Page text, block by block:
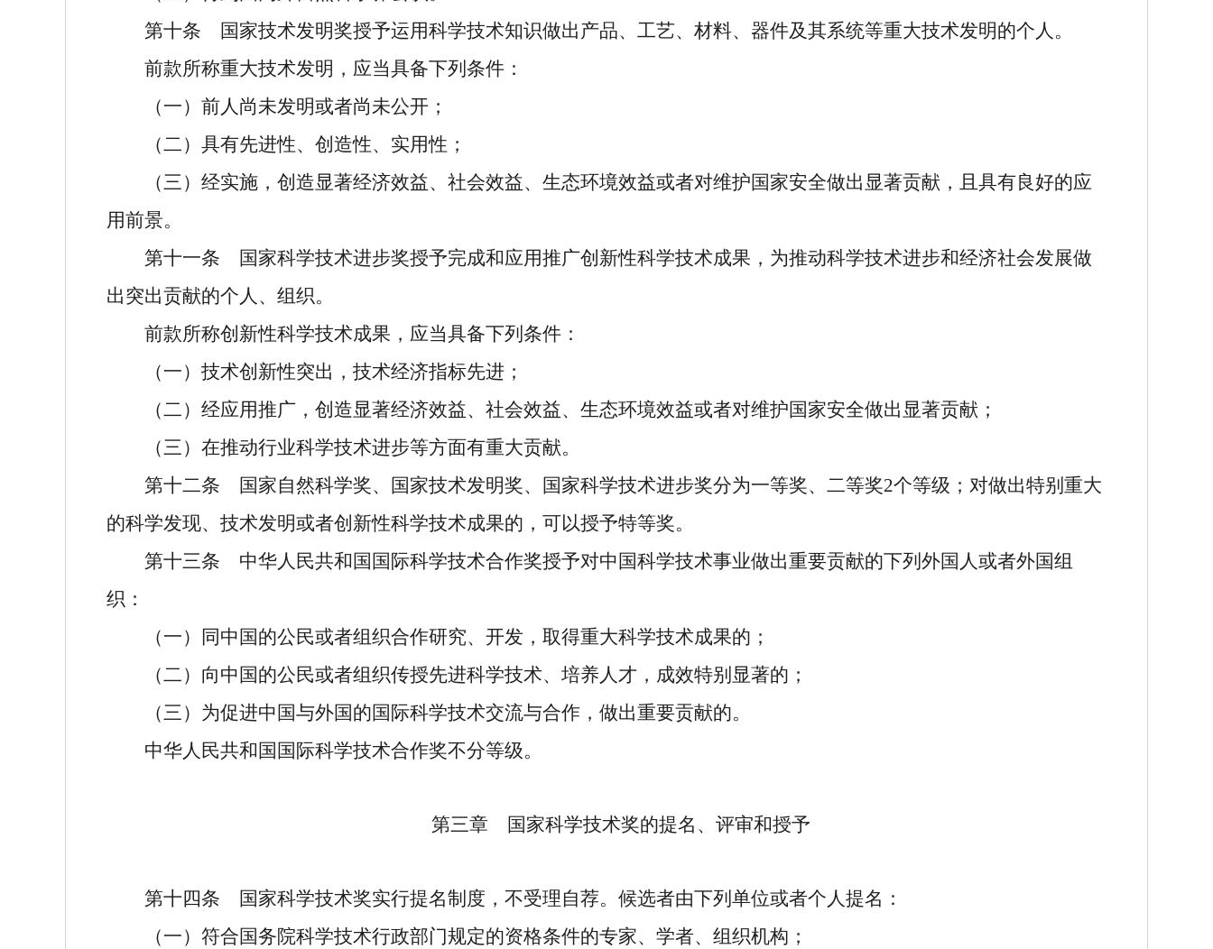
第十条 国家技术发明奖授予运用科学技术知识做出产品、工艺、材料、器件及其系统等重大技术发明的个人。
前款所称重大技术发明，应当具备下列条件：
（一）前人尚未发明或者尚未公开；
（二）具有先进性、创造性、实用性；
（三）经实施，创造显著经济效益、社会效益、生态环境效益或者对维护国家安全做出显著贡献，且具有良好的应
用前景。
第十一条 国家科学技术进步奖授予完成和应用推广创新性科学技术成果，为推动科学技术进步和经济社会发展做
出突出贡献的个人、组织。
前款所称创新性科学技术成果，应当具备下列条件：
（一）技术创新性突出，技术经济指标先进；
（二）经应用推广，创造显著经济效益、社会效益、生态环境效益或者对维护国家安全做出显著贡献；
（三）在推动行业科学技术进步等方面有重大贡献。
第十二条 国家自然科学奖、国家技术发明奖、国家科学技术进步奖分为一等奖、二等奖2个等级；对做出特别重大
的科学发现、技术发明或者创新性科学技术成果的，可以授予特等奖。
第十三条 中华人民共和国国际科学技术合作奖授予对中国科学技术事业做出重要贡献的下列外国人或者外国组
织：
（一）同中国的公民或者组织合作研究、开发，取得重大科学技术成果的；
（二）向中国的公民或者组织传授先进科学技术、培养人才，成效特别显著的；
（三）为促进中国与外国的国际科学技术交流与合作，做出重要贡献的。
中华人民共和国国际科学技术合作奖不分等级。
第三章 国家科学技术奖的提名、评审和授予
第十四条 国家科学技术奖实行提名制度，不受理自荐。候选者由下列单位或者个人提名：
（一）符合国务院科学技术行政部门规定的资格条件的专家、学者、组织机构；